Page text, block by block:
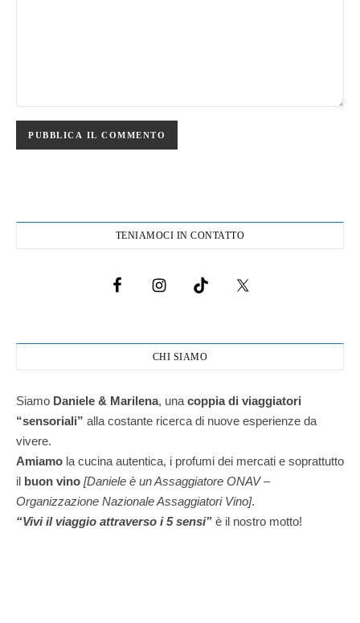
TENIAMOCI IN CONTATTO
CHI SIAMO
Siamo Daniele & Marilena, una coppia di viaggiatori
“sensoriali” alla costante ricerca di nuove esperienze da
vivere.
Amiamo la cucina autentica, i profumi dei mercati e soprattutto
il buon vino [Daniele è un Assaggiatore ONAV –
Organizzazione Nazionale Assaggiatori Vino].
“Vivi il viaggio attraverso i 5 sensi” è il nostro motto!